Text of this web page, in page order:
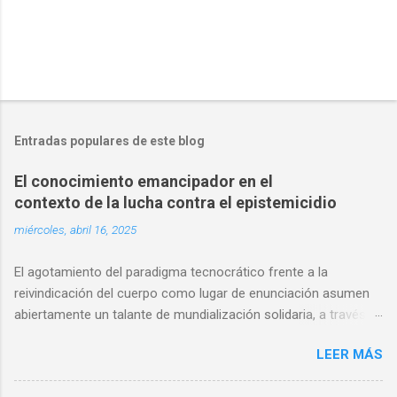
Entradas populares de este blog
El conocimiento emancipador en el
contexto de la lucha contra el epistemicidio
miércoles, abril 16, 2025
El agotamiento del paradigma tecnocrático frente a la
reivindicación del cuerpo como lugar de enunciación asumen
abiertamente un talante de mundialización solidaria, a través
reclaman una nueva ética de co-producción del saber. La
discusión sobre la soberanía del pensamiento en este
LEER MÁS